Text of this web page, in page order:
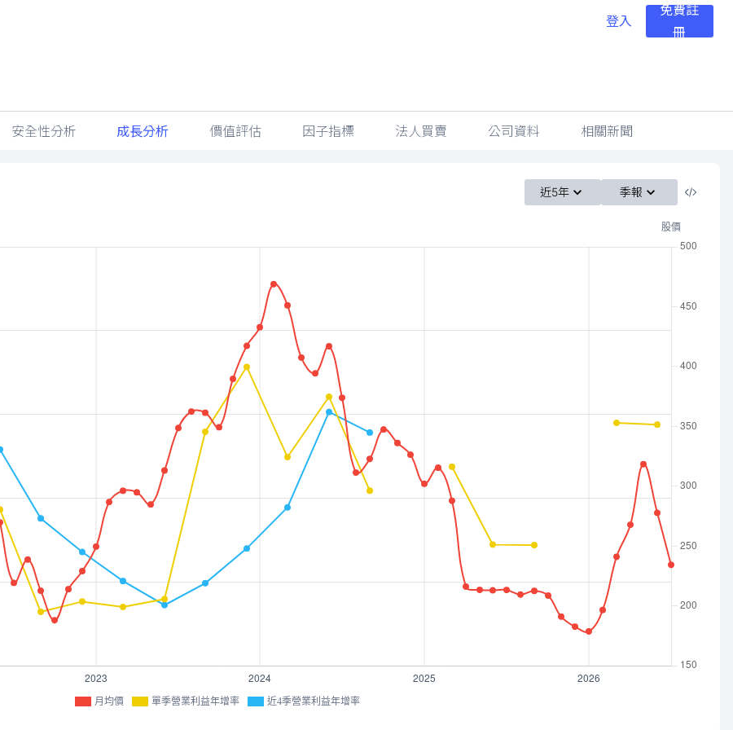
登入
免費註
冊
安全性分析 成長分析 價值評估 因子指標 法人買賣 公司資料 相關新聞
近5年 季報
月均價 單季營業利益年增率 近4季營業利益年增率